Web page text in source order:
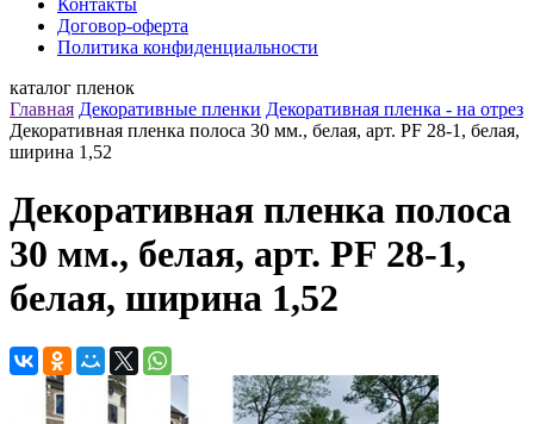
Контакты
Договор-оферта
Политика конфиденциальности
каталог пленок
Главная Декоративные пленки Декоративная пленка - на отрез
Декоративная пленка полоса 30 мм., белая, арт. PF 28-1, белая,
ширина 1,52
Декоративная пленка полоса
30 мм., белая, арт. PF 28-1,
белая, ширина 1,52